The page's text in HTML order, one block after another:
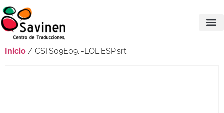
Inicio / CSI.S09E09..-LOL.ESP.srt